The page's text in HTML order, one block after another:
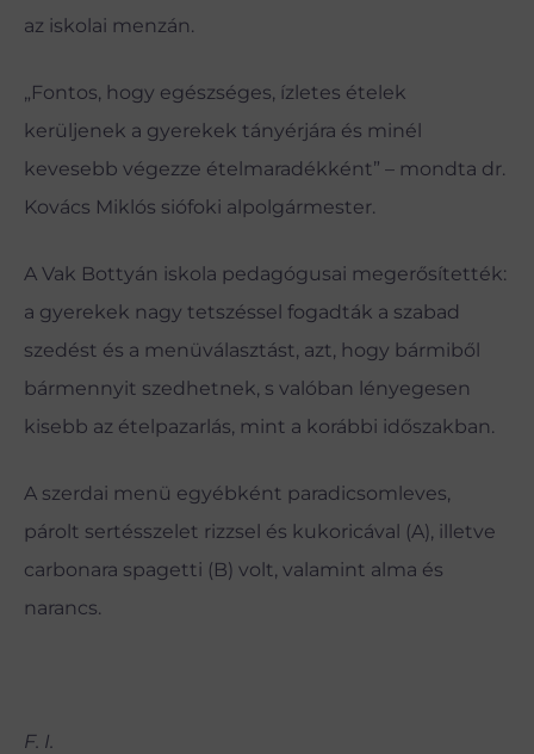
az iskolai menzán.
„Fontos, hogy egészséges, ízletes ételek
kerüljenek a gyerekek tányérjára és minél
kevesebb végezze ételmaradékként” – mondta dr.
Kovács Miklós siófoki alpolgármester.
A Vak Bottyán iskola pedagógusai megerősítették:
a gyerekek nagy tetszéssel fogadták a szabad
szedést és a menüválasztást, azt, hogy bármiből
bármennyit szedhetnek, s valóban lényegesen
kisebb az ételpazarlás, mint a korábbi időszakban.
A szerdai menü egyébként paradicsomleves,
párolt sertésszelet rizzsel és kukoricával (A), illetve
carbonara spagetti (B) volt, valamint alma és
narancs.
F. I.